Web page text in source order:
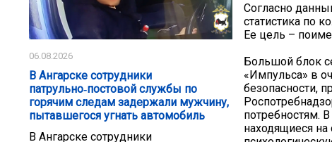
06.08.2026
В Ангарске сотрудники
патрульно‑постовой службы по
горячим следам задержали мужчину,
пытавшегося угнать автомобиль
В Ангарске сотрудники
Согласно
статистика по
Ее цель –
Большой блок
«Импульса» в
безопасности,
потребностям.
находящиеся